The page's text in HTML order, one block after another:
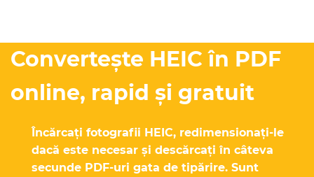
Convertește HEIC în PDF
online, rapid și gratuit
Încărcați fotografii HEIC, redimensionați-le
dacă este necesar și descărcați în câteva
secunde PDF-uri gata de tipărire. Sunt